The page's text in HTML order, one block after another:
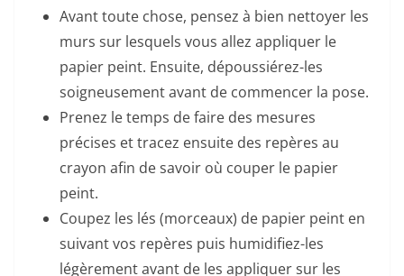
Avant toute chose, pensez à bien nettoyer les
murs sur lesquels vous allez appliquer le
papier peint. Ensuite, dépoussiérez-les
soigneusement avant de commencer la pose.
Prenez le temps de faire des mesures
précises et tracez ensuite des repères au
crayon afin de savoir où couper le papier
peint.
Coupez les lés (morceaux) de papier peint en
suivant vos repères puis humidifiez-les
légèrement avant de les appliquer sur les